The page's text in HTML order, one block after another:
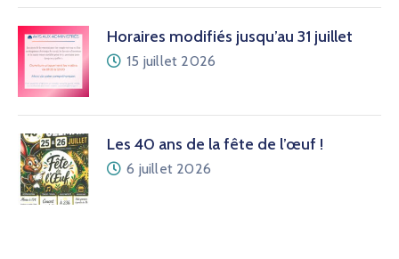
Horaires modifiés jusqu’au 31 juillet
15 juillet 2026
Les 40 ans de la fête de l’œuf !
6 juillet 2026